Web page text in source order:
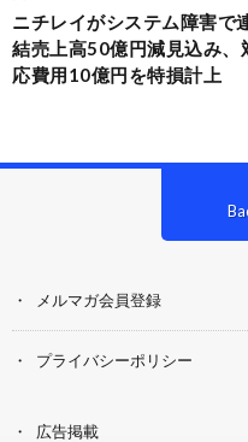
ニチレイがシステム障害で
結売上高50億円減見込み、
応費用10億円を特損計上
メルマガ会員登録
プライバシーポリシー
広告掲載